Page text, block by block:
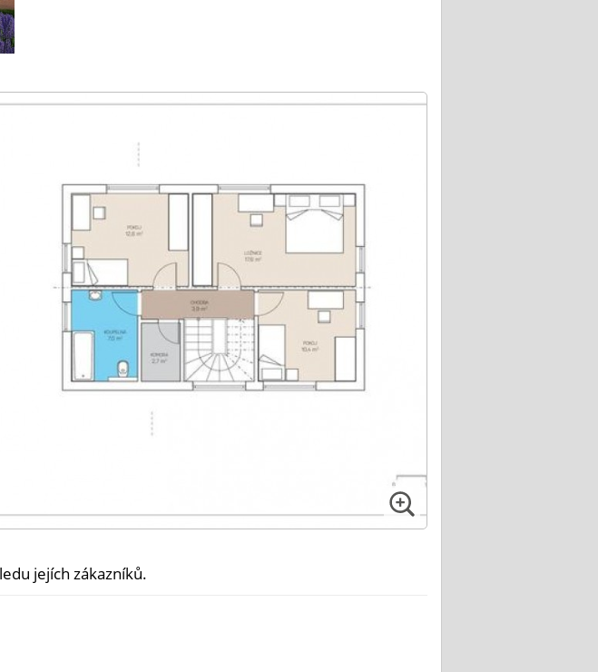
jejích zákazníků.